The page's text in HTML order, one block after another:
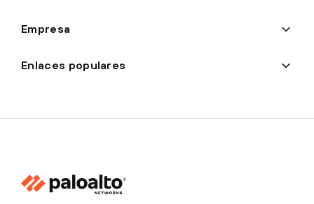
Empresa
Enlaces populares